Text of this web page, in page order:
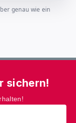
genau wie ein
sichern!